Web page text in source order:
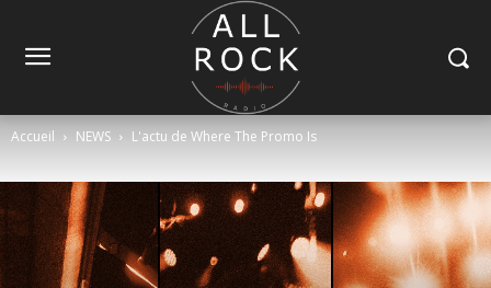
Accueil NEWS L'actu de Where The Promo Is